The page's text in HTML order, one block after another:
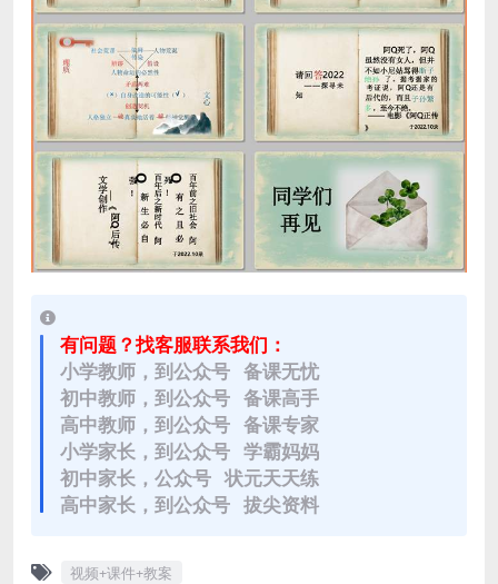
有问题？找客服联系我们：
小学教师，到公众号 备课无忧
初中教师，到公众号 备课高手
高中教师，到公众号 备课专家
小学家长，到公众号 学霸妈妈
初中家长，公众号 状元天天练
高中家长，到公众号 拔尖资料
视频+课件+教案